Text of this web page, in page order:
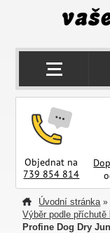
Objednat na
739 854 814
Úvodní stránka »
Výběr podle příchutě
Profine Dog Dry